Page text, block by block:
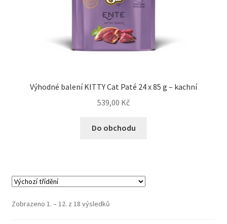
Výhodné balení KITTY Cat Paté 24 x 85 g – kachní
539,00 Kč
Do obchodu
Zobrazeno 1. – 12. z 18 výsledků